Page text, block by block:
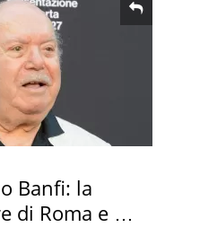
Banfi: la
di Roma e i